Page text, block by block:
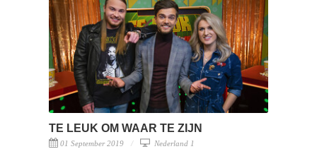
TE LEUK OM WAAR TE ZIJN
01 September 2019 Nederland 1